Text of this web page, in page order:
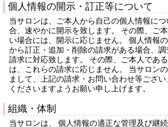
個人情報の開示・訂正等について
当サロンは、ご本人から自己の個人情報に
合、速やかに開示を致します。 その際、ご
い場合には、開示に応じません。 個人情報
から訂正・追加・削除の請求がある場合、
請求に対応致します。 その際、ご本人であ
は、これらの請求に応じません。 当サロン
まして、上記の請求・お問い合わせ等ござ
くださいますようお願い申し上げます。
組織・体制
当サロンは、 個人情報の適正な管理及び継